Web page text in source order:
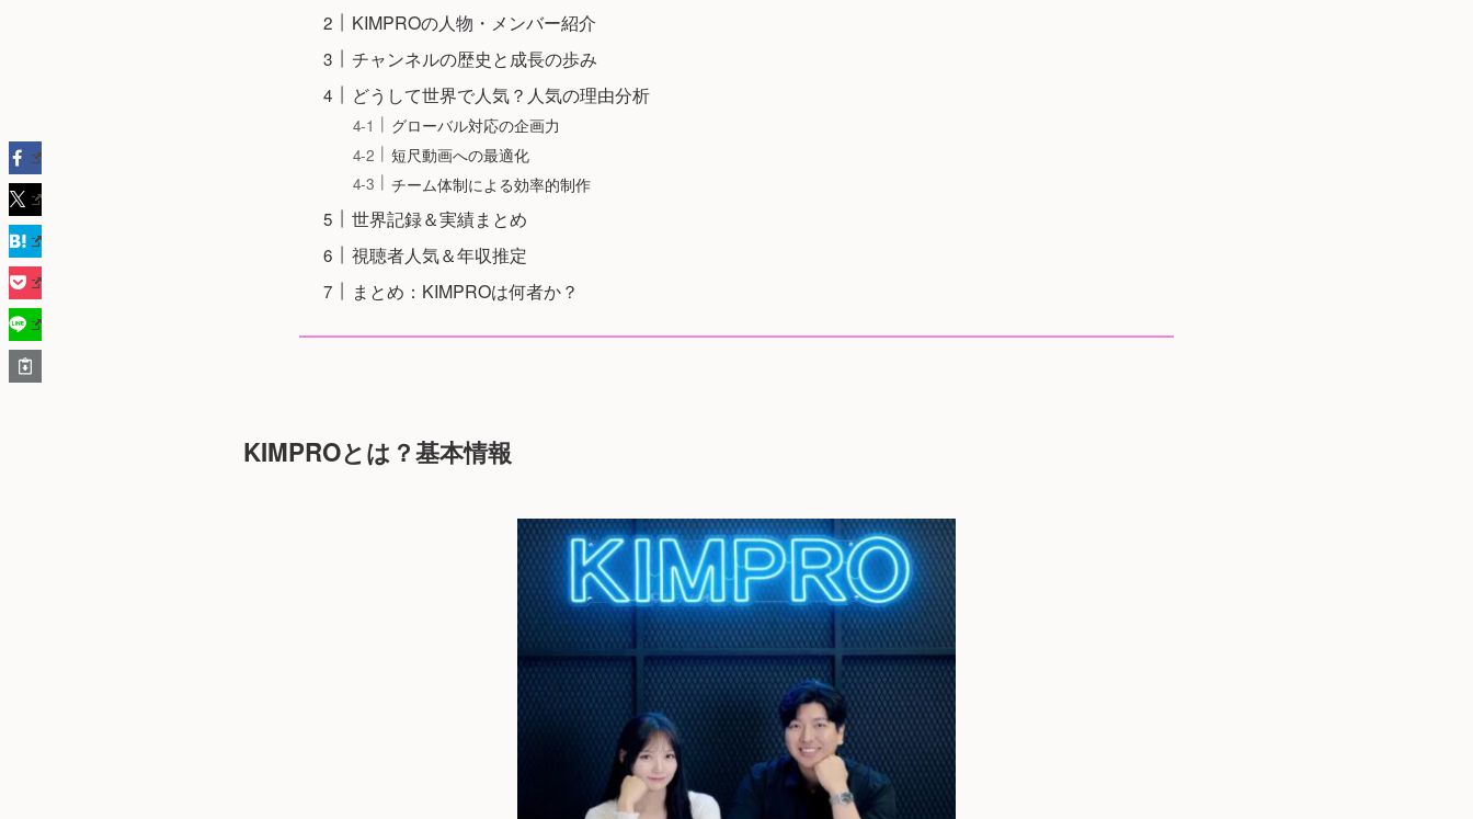
KIMPROの人物・メンバー紹介
チャンネルの歴史と成長の歩み
どうして世界で人気？人気の理由分析
グローバル対応の企画力
短尺動画への最適化
チーム体制による効率的制作
世界記録＆実績まとめ
視聴者人気＆年収推定
まとめ：KIMPROは何者か？
KIMPROとは？基本情報